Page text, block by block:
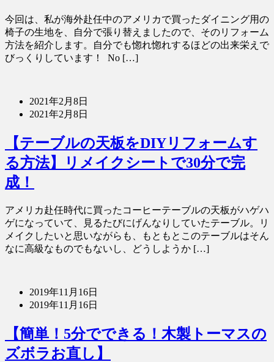
今回は、私が海外赴任中のアメリカで買ったダイニング用の
椅子の生地を、自分で張り替えましたので、そのリフォーム
方法を紹介します。自分でも惚れ惚れするほどの出来栄えで
びっくりしています！ No […]
2021年2月8日
2021年2月8日
【テーブルの天板をDIYリフォームす
る方法】リメイクシートで30分で完
成！
アメリカ赴任時代に買ったコーヒーテーブルの天板がハゲハ
ゲになっていて、見るたびにげんなりしていたテーブル。リ
メイクしたいと思いながらも、もともとこのテーブルはそん
なに高級なものでもないし、どうしようか […]
2019年11月16日
2019年11月16日
【簡単！5分でできる！木製トーマスの
ズボラお直し】